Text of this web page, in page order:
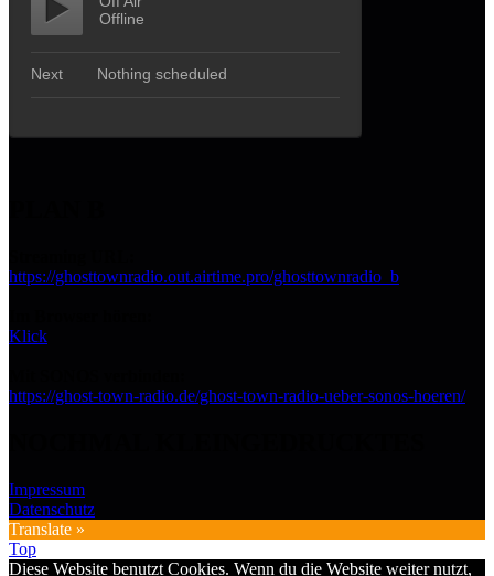
https://ghosttownradio.out.airtime.pro/ghosttownradio_b
Klick
https://ghost-town-radio.de/ghost-town-radio-ueber-sonos-hoeren/
Impressum
Datenschutz
Translate »
Top
Diese Website benutzt Cookies. Wenn du die Website weiter nutzt,